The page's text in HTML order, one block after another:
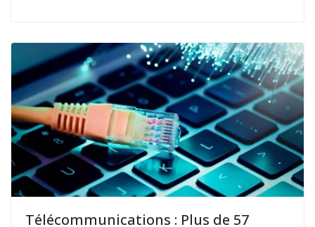
Télécommunications : Plus de 57